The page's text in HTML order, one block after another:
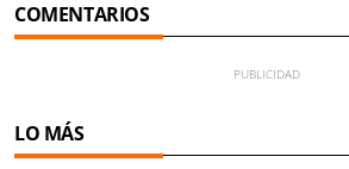
COMENTARIOS
LO MÁS